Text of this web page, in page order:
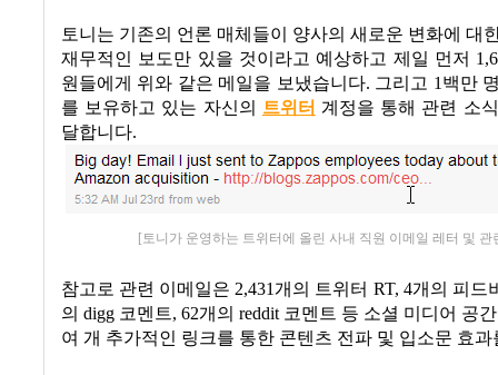
토니는 기존의 언론 매체들이 양사의 새로운 변화에 대
재무적인 보도만 있을 것이라고 예상하고 제일 먼저
원들에게 위와 같은 메일을 보냈습니다. 그리고 1 백만
를 보유하고 있는 자신의 트위터 계정을 통해 관련 소
달합니다.
[토니가 운영하는 트위터에 올린 사내 직원 이메일 레터 및 관
참고로 관련 이메일은 2,431개의 트위터 RT, 4개의 피드
의 digg 코멘트, 62개의 reddit 코멘트 등 소셜 미디어 공
여 개 추가적인 링크를 통한 콘텐츠 전파 및 입소문 효